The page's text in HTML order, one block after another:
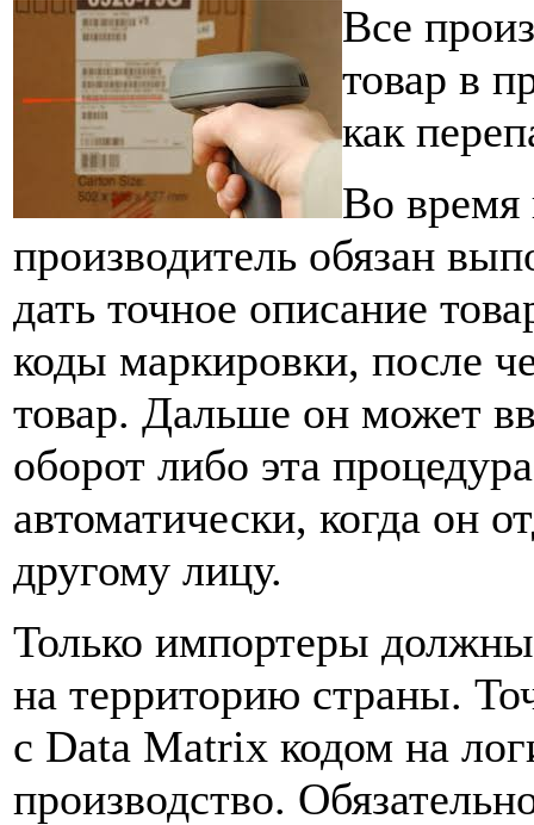
Все
товар в
как
Во время
производитель обязан
дать точное описание
коды маркировки, после
товар. Дальше он может
оборот либо эта
автоматически, когда он
другому лицу.
Только импортеры
на территорию страны.
с Data Matrix кодом на
производство.